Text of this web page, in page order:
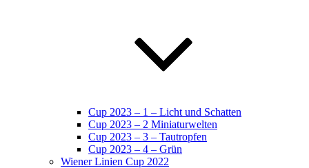
Cup 2023 – 1 – Licht und Schatten
Cup 2023 – 2 Miniaturwelten
Cup 2023 – 3 – Tautropfen
Cup 2023 – 4 – Grün
Wiener Linien Cup 2022